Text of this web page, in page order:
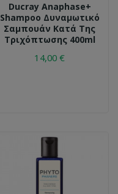
Ducray Anaphase+
Shampoo Δυναμωτικό
Σαμπουάν Κατά Της
Τριχόπτωσης 400ml
14,00 €